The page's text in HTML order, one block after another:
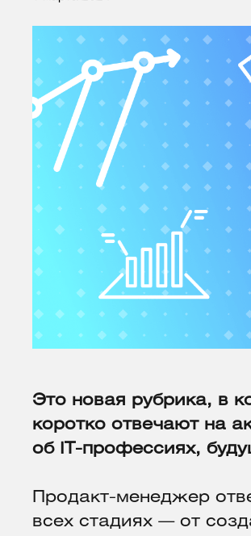
Это новая рубрика, в
коротко отвечают на
об IT-профессиях,
Продакт-менеджер
всех стадиях — от